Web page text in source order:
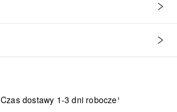
dostawy 1-3 dni robocze¹